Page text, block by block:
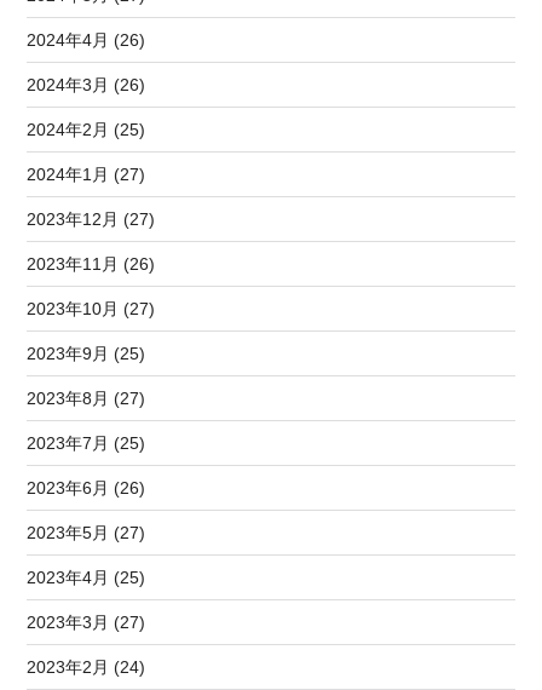
2024年4月 (26)
2024年3月 (26)
2024年2月 (25)
2024年1月 (27)
2023年12月 (27)
2023年11月 (26)
2023年10月 (27)
2023年9月 (25)
2023年8月 (27)
2023年7月 (25)
2023年6月 (26)
2023年5月 (27)
2023年4月 (25)
2023年3月 (27)
2023年2月 (24)